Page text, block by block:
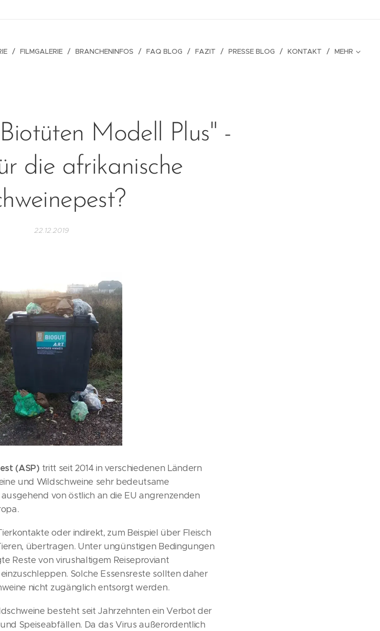
FILMGALERIE BRANCHENINFOS FAQ BLOG FAZIT PRESSE BLOG KONTAKT MEHR
Modell Plus" -
die afrikanische
22.12.2019
(ASP) tritt seit 2014 in verschiedenen Ländern
und Wildschweine sehr bedeutsame
von östlich an die EU angrenzenden
oder indirekt, zum Beispiel über Fleisch
übertragen. Unter ungünstigen Bedingungen
Reste von virushaltigem Reiseproviant
Solche Essensreste sollten daher
nicht zugänglich entsorgt werden.
besteht seit Jahrzehnten ein Verbot der
Speiseabfällen. Da das Virus außerordentlich